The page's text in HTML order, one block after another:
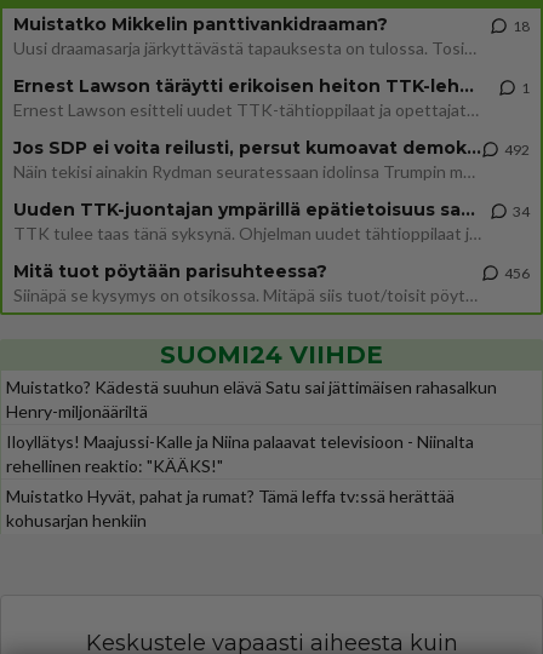
Muistatko Mikkelin panttivankidraaman?
Uusi draamasarja järkyttävästä tapauksesta on tulossa. Tositapahtumiin perustuva sarja ammentaa vuoden 1986 Mikkelin pan
18
Ernest Lawson täräytti erikoisen heiton TTK-lehdistötilaisuudessa: " Onko tässä tarkoituksena...?"
Ernest Lawson esitteli uudet TTK-tähtioppilaat ja opettajat torstaina 6.8. lehdistölle. Tulevalla kaudella on yksi hausk
1
Jos SDP ei voita reilusti, persut kumoavat demokratian Suomesta
Näin tekisi ainakin Rydman seuratessaan idolinsa Trumpin mallia https://www.is.fi/politiikka/art-2000012187244.html
492
Uuden TTK-juontajan ympärillä epätietoisuus sakenee - Nyt MTV hämmentää soppaa
TTK tulee taas tänä syksynä. Ohjelman uudet tähtioppilaat julkistetaan torstaina 6. elokuuta klo 14 alkavassa lehdistö
34
Mitä tuot pöytään parisuhteessa?
Siinäpä se kysymys on otsikossa. Mitäpä siis tuot/toisit pöytään parisuhteessa? Oletko mies vai nainen? Koetko sen mitä
456
SUOMI24 VIIHDE
Muistatko? Kädestä suuhun elävä Satu sai jättimäisen rahasalkun
Henry-miljonääriltä
Iloyllätys! Maajussi-Kalle ja Niina palaavat televisioon - Niinalta
rehellinen reaktio: "KÄÄKS!"
Muistatko Hyvät, pahat ja rumat? Tämä leffa tv:ssä herättää
kohusarjan henkiin
Keskustele vapaasti aiheesta kuin